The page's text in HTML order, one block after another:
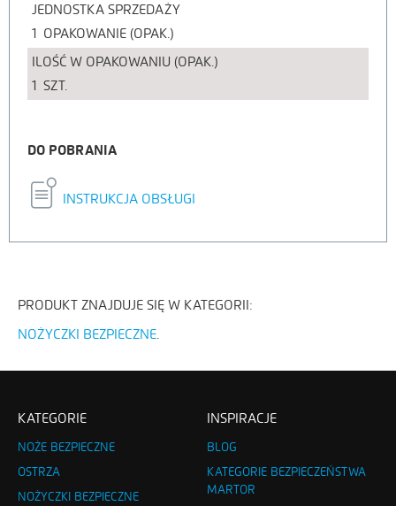
JEDNOSTKA SPRZEDAŻY
1 OPAKOWANIE (OPAK.)
ILOŚĆ W OPAKOWANIU (OPAK.)
1 SZT.
DO POBRANIA
INSTRUKCJA OBSŁUGI
PRODUKT ZNAJDUJE SIĘ W KATEGORII:
NOŻYCZKI BEZPIECZNE
KATEGORIE
NOŻE BEZPIECZNE
OSTRZA
NOŻYCZKI BEZPIECZNE
INSPIRACJE
BLOG
KATEGORIE BEZPIECZEŃSTWA
MARTOR